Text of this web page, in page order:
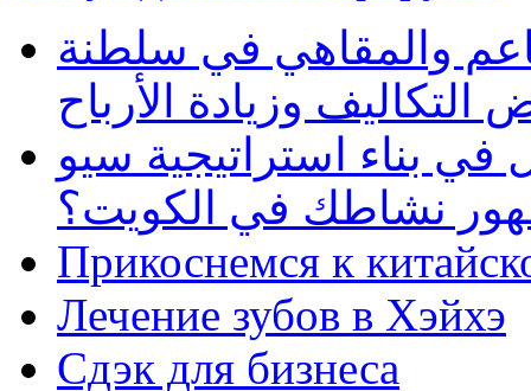
والمقاهي في سلطنة
وزيادة الأرباح
بناء استراتيجية سيو
نشاطك في الكويت؟
Прикоснемся к
Лечение зубов в Хэйхэ
Сдэк для бизнеса